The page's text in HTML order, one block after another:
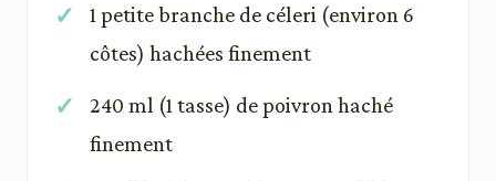
1 petite branche de céleri (environ 6
côtes) hachées finement
240 ml (1 tasse) de poivron haché
finement